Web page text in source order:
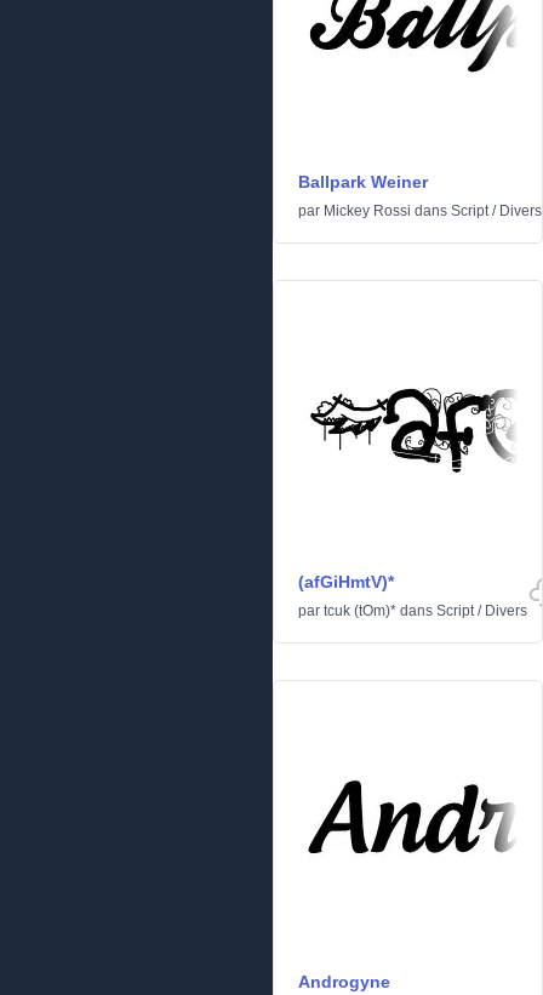
Ballpark Weiner
par Mickey Rossi dans Script/ Divers
(afGiHmtV)*
par tcuk (tOm)* dans Script/ Divers
Androgyne